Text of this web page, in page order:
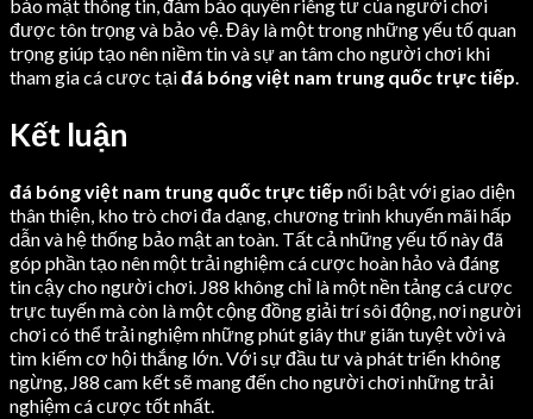
bảo mật thông tin, đảm bảo quyền riêng tư của người chơi
được tôn trọng và bảo vệ. Đây là một trong những yếu tố quan
trọng giúp tạo nên niềm tin và sự an tâm cho người chơi khi
tham gia cá cược tạiđá bóng việt nam trung quốc trực tiếp.
Kết luận
đá bóng việt nam trung quốc trực tiếp nổi bật với giao diện
thân thiện, kho trò chơi đa dạng, chương trình khuyến mãi hấp
dẫn và hệ thống bảo mật an toàn. Tất cả những yếu tố này đã
góp phần tạo nên một trải nghiệm cá cược hoàn hảo và đáng
tin cậy cho người chơi. J88 không chỉ là một nền tảng cá cược
trực tuyến mà còn là một cộng đồng giải trí sôi động, nơi người
chơi có thể trải nghiệm những phút giây thư giãn tuyệt vời và
tìm kiếm cơ hội thắng lớn. Với sự đầu tư và phát triển không
ngừng, J88 cam kết sẽ mang đến cho người chơi những trải
nghiệm cá cược tốt nhất.